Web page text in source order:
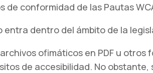
de conformidad de las Pautas
entra dentro del ámbito de la
ofimáticos en PDF u
de accesibilidad. No